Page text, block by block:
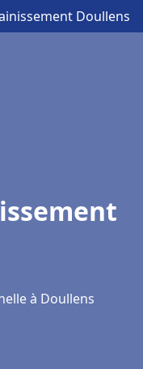
Doullens
à Doullens